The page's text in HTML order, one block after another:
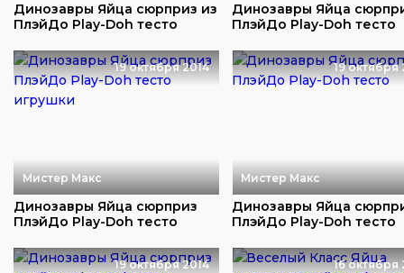
Динозавры Яйца сюрприз из
ПлэйДо Play-Doh тесто
Динозавры Яйца
ПлэйДо Play-Doh тесто
19 октября 2014
Мистер Макс
Динозавры Яйца сюрприз
ПлэйДо Play-Doh тесто
19 октября
Мистер Макс
Динозавры Яйца
ПлэйДо Play-Doh тесто
19 октября 2014 16 октября